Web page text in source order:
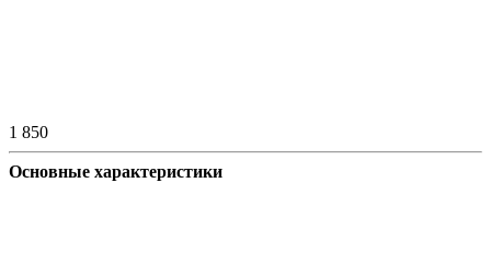
1 850
Основные характеристики